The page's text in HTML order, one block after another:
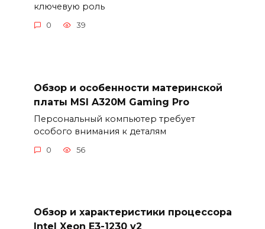
ключевую роль
0 39
Обзор и особенности материнской
платы MSI A320M Gaming Pro
Персональный компьютер требует
особого внимания к деталям
0 56
Обзор и характеристики процессора
Intel Xeon E3-1230 v2